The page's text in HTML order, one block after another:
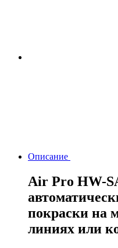
Описание
Air Pro HW-
покраски на
линиях или